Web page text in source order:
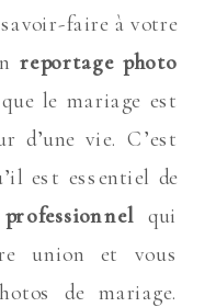
faire à votre
reportage photo
le mariage est
d’une vie. C’est
est essentiel de
qui
union et vous
de mariage.